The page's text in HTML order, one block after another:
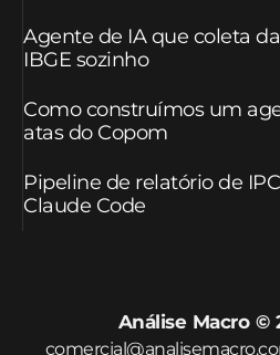
Agente de IA que coleta
IBGE sozinho
Como construímos um
atas do Copom
Pipeline de relatório de
Claude Code
Análise Macro ©